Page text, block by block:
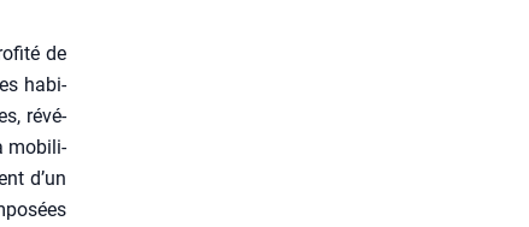
de
habi­
révé­
mobi­li­
d’un